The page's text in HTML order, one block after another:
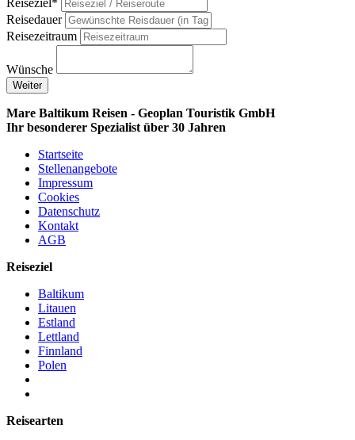
Reiseziel*
Reisedauer
Reisezeitraum
Wünsche
Weiter
Mare Baltikum Reisen - Geoplan Touristik GmbH
Ihr besonderer Spezialist über 30 Jahren
Startseite
Stellenangebote
Impressum
Cookies
Datenschutz
Kontakt
AGB
Reiseziel
Baltikum
Litauen
Estland
Lettland
Finnland
Polen
Reisearten